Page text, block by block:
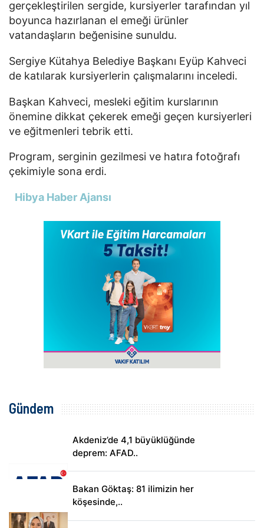
gerçekleştirilen sergide, kursiyerler tarafından yıl
boyunca hazırlanan el emeği ürünler
vatandaşların beğenisine sunuldu.
Sergiye Kütahya Belediye Başkanı Eyüp Kahveci
de katılarak kursiyerlerin çalışmalarını inceledi.
Başkan Kahveci, mesleki eğitim kurslarının
önemine dikkat çekerek emeği geçen kursiyerleri
ve eğitmenleri tebrik etti.
Program, serginin gezilmesi ve hatıra fotoğrafı
çekimiyle sona erdi.
Hibya Haber Ajansı
Gündem
Akdeniz’de 4,1 büyüklüğünde
deprem: AFAD..
Bakan Göktaş: 81 ilimizin her
köşesinde,..